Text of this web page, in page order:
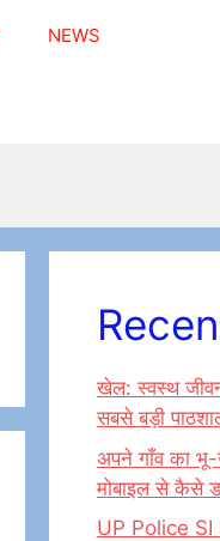
NEWS
खेल: स्वस्थ
सबसे बड़ी
अपने गाँव का
मोबाइल से कैसे
UP Police SI